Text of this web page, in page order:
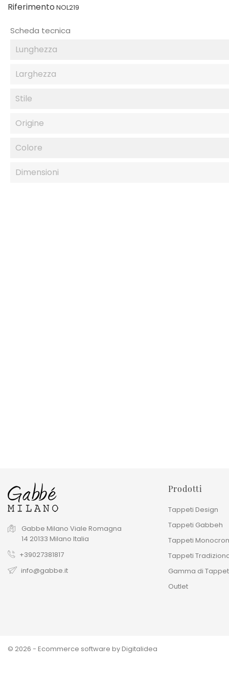
Riferimento NOL219
Scheda tecnica
Lunghezza
Larghezza
Stile
Origine
Colore
Dimensioni
Gabbe Milano Viale Romagna
14 20133 Milano Italia
+39027381817
info@gabbe.it
Prodotti
Tappeti Design
Tappeti Gabbeh
Tappeti
Tappeti
Gamma di
Outlet
© 2026 - Ecommerce software by Digitalidea